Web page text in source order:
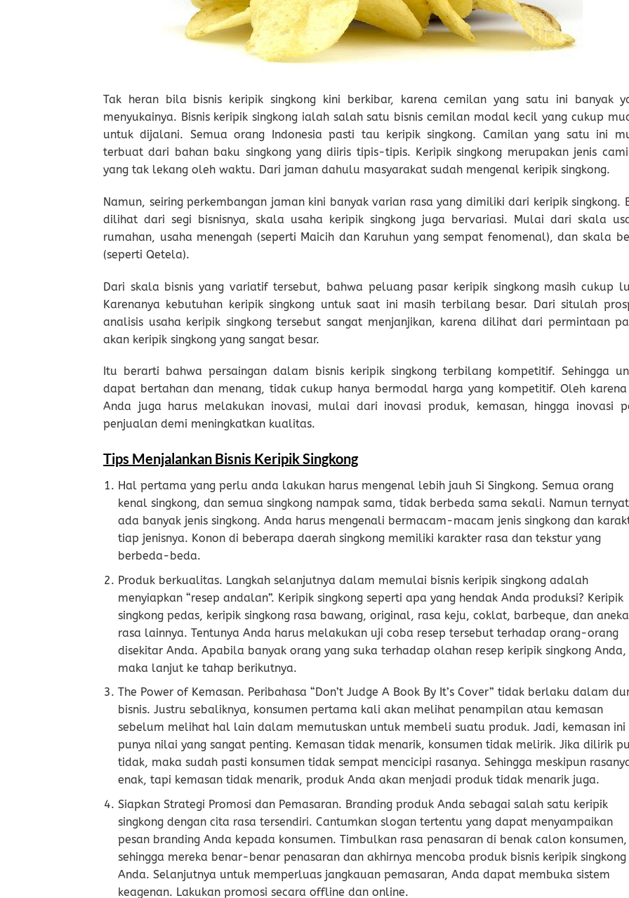
Tak heran bila bisnis keripik singkong kini berkibar, karena cemilan yang satu ini banyak
menyukainya. Bisnis keripik singkong ialah salah satu bisnis cemilan modal kecil yang cukup
untuk dijalani. Semua orang Indonesia pasti tau keripik singkong. Camilan yang satu ini
terbuat dari bahan baku singkong yang diiris tipis-tipis. Keripik singkong merupakan jenis
yang tak lekang oleh waktu. Dari jaman dahulu masyarakat sudah mengenal keripik singkong.
Namun, seiring perkembangan jaman kini banyak varian rasa yang dimiliki dari keripik singkong.
dilihat dari segi bisnisnya, skala usaha keripik singkong juga bervariasi. Mulai dari skala
rumahan, usaha menengah (seperti Maicih dan Karuhun yang sempat fenomenal), dan skala
(seperti Qetela).
Dari skala bisnis yang variatif tersebut, bahwa peluang pasar keripik singkong masih cukup
Karenanya kebutuhan keripik singkong untuk saat ini masih terbilang besar. Dari situlah
analisis usaha keripik singkong tersebut sangat menjanjikan, karena dilihat dari permintaan
akan keripik singkong yang sangat besar.
Itu berarti bahwa persaingan dalam bisnis keripik singkong terbilang kompetitif. Sehingga
dapat bertahan dan menang, tidak cukup hanya bermodal harga yang kompetitif. Oleh
Anda juga harus melakukan inovasi, mulai dari inovasi produk, kemasan, hingga inovasi
penjualan demi meningkatkan kualitas.
Tips Menjalankan Bisnis Keripik Singkong
Hal pertama yang perlu anda lakukan harus mengenal lebih jauh Si Singkong. Semua orang
kenal singkong, dan semua singkong nampak sama, tidak berbeda sama sekali. Namun
ada banyak jenis singkong. Anda harus mengenali bermacam-macam jenis singkong dan
tiap jenisnya. Konon di beberapa daerah singkong memiliki karakter rasa dan tekstur yang
berbeda-beda.
Produk berkualitas. Langkah selanjutnya dalam memulai bisnis keripik singkong adalah
menyiapkan “resep andalan”. Keripik singkong seperti apa yang hendak Anda produksi? Keripik
singkong pedas, keripik singkong rasa bawang, original, rasa keju, coklat, barbeque, dan aneka
rasa lainnya. Tentunya Anda harus melakukan uji coba resep tersebut terhadap orang-orang
disekitar Anda. Apabila banyak orang yang suka terhadap olahan resep keripik singkong Anda,
maka lanjut ke tahap berikutnya.
The Power of Kemasan. Peribahasa “Don’t Judge A Book By It’s Cover” tidak berlaku dalam
bisnis. Justru sebaliknya, konsumen pertama kali akan melihat penampilan atau kemasan
sebelum melihat hal lain dalam memutuskan untuk membeli suatu produk. Jadi, kemasan ini
punya nilai yang sangat penting. Kemasan tidak menarik, konsumen tidak melirik. Jika dilirik
tidak, maka sudah pasti konsumen tidak sempat mencicipi rasanya. Sehingga meskipun
enak, tapi kemasan tidak menarik, produk Anda akan menjadi produk tidak menarik juga.
Siapkan Strategi Promosi dan Pemasaran. Branding produk Anda sebagai salah satu keripik
singkong dengan cita rasa tersendiri. Cantumkan slogan tertentu yang dapat menyampaikan
pesan branding Anda kepada konsumen. Timbulkan rasa penasaran di benak calon konsumen,
sehingga mereka benar-benar penasaran dan akhirnya mencoba produk bisnis keripik singkong
Anda. Selanjutnya untuk memperluas jangkauan pemasaran, Anda dapat membuka sistem
keagenan. Lakukan promosi secara offline dan online.